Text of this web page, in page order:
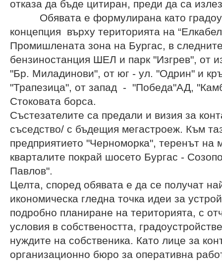
отказа да бъде цитиран, преди да са
Обявата е формулирана като
концепция върху територията на
Промишлената зона на Бургас, в
бензиностанция ШЕЛ и парк "Изгрев", от
"Бр. Миладинови", от юг - ул. "Одрин" и
"Трапезица", от запад - "Победа"АД,
Стоковата борса.
Състезателите са предали и визия за
съседство/ с бъдещия мегастроеж. Към
предприятието "Черноморка", теренът
кварталите покрай шосето Бургас -
Павлов".
Целта, според обявата е да се получат
икономическа гледна точка идеи за
подробно планиране на територията, с
условия в собствеността,
нуждите на собственика. Като лице за
организационно бюро за оперативна